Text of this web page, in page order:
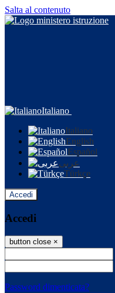
Salta al contenuto
Italiano
Italiano
English
Español
عربى
Türkçe
Accedi
Accedi
button close ×
Password dimenticata?